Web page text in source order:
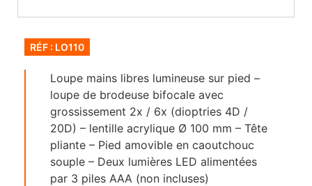
RÉF : LO110
Loupe mains libres lumineuse sur pied –
loupe de brodeuse bifocale avec
grossissement 2x / 6x (dioptries 4D /
20D) – lentille acrylique Ø 100 mm – Tête
pliante – Pied amovible en caoutchouc
souple – Deux lumières LED alimentées
par 3 piles AAA (non incluses)